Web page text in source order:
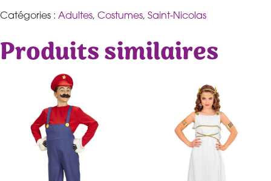
Catégories : Adultes, Costumes, Saint-Nicolas
Produits similaires